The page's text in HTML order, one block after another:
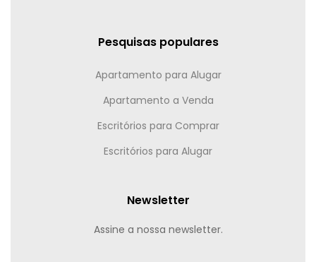
Pesquisas populares
Apartamento para Alugar
Apartamento a Venda
Escritórios para Comprar
Escritórios para Alugar
Newsletter
Assine a nossa newsletter.